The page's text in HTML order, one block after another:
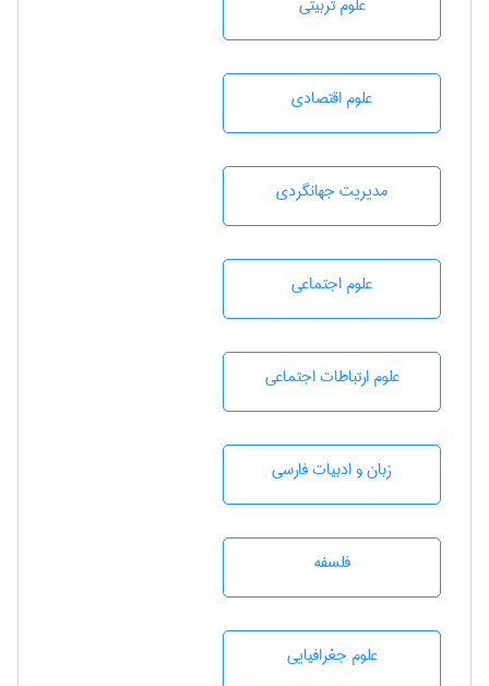
علوم اقتصادی
مديريت جهانگردی
علوم اجتماعی
علوم ارتباطات اجتماعی
زبان و ادبيات فارسی
فلسفه
علوم جغرافيايی